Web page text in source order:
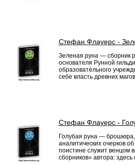
Стефан Флауерс -
Зеленая руна — сборник
основателя Рунной
образовательного
себе власть древних
Стефан Флауерс -
Голубая руна — брошюра,
аналитических очерков
поистине служит венцом
сборников» автора: здесь